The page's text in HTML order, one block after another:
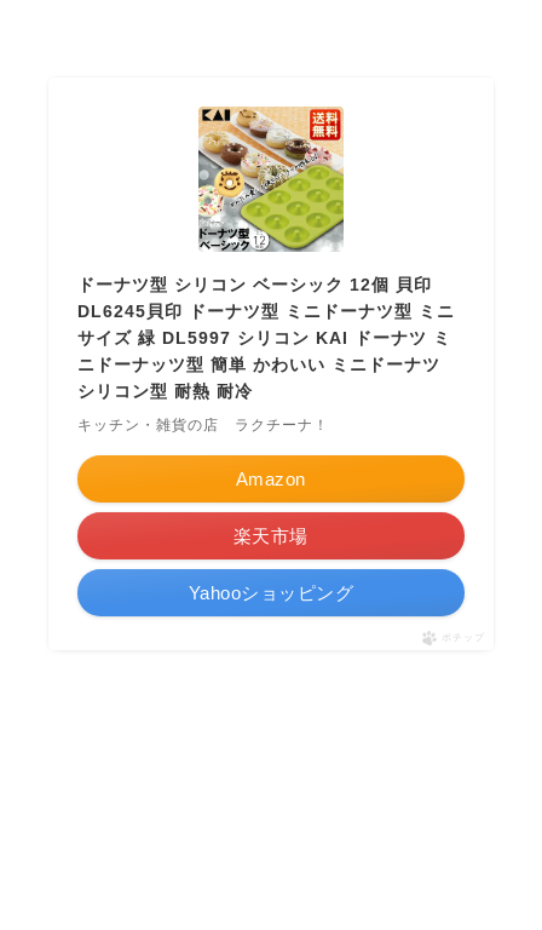
ドーナツ型 シリコン ベーシック 12個 貝印
DL6245貝印 ドーナツ型 ミニドーナツ型 ミニ
サイズ 緑 DL5997 シリコン KAI ドーナツ ミ
ニドーナッツ型 簡単 かわいい ミニドーナツ
シリコン型 耐熱 耐冷
キッチン・雑貨の店 ラクチーナ！
Amazon
楽天市場
Yahooショッピング
ポチップ